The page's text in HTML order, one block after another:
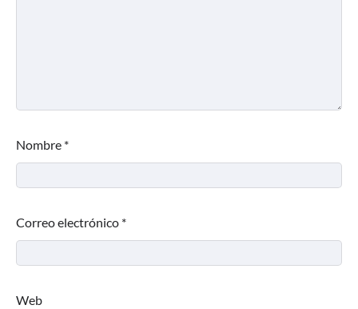
Nombre *
Correo electrónico *
Web